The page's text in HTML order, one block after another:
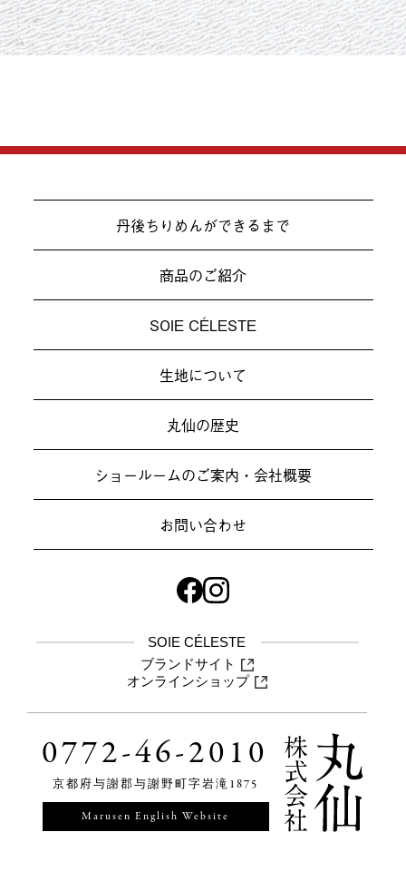
丹後ちりめんができるまで
商品のご紹介
SOIE CÉLESTE
生地について
丸仙の歴史
ショールームのご案内・会社概要
お問い合わせ
0772-46-2010
京都府与謝郡与謝野町字岩滝 1875
Marusen English Website
SOIE CÉLESTE
ブランドサイト
オンラインショップ